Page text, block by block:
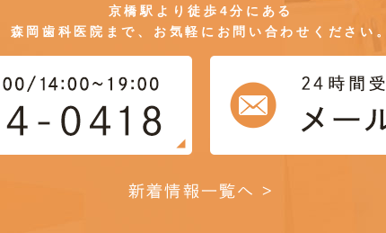
京橋駅より徒歩4分にある
森岡歯科医院まで、お気軽にお問い合わせください。
新着情報一覧へ >